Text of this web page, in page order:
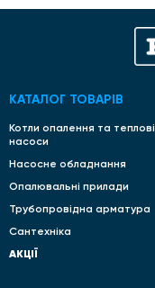
КАТАЛОГ ТОВАРІВ
Котли опалення та теплові
насоси
Насосне обладнання
Опалювальні прилади
Трубопровідна арматура
Сантехніка
АКЦІЇ